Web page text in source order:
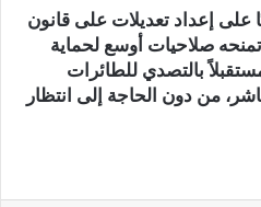
على إعداد تعديلات على قانون
تمنحه صلاحيات أوسع لحماية
بالتصدي للطائرات
من دون الحاجة إلى انتظار